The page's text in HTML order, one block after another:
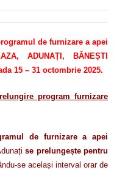
de furnizare a apei
ADUNAȚI, BĂNEȘTI
15 – 31 octombrie 2025.
program furnizare
de furnizare a apei
se prelungește pentru
se același interval orar de